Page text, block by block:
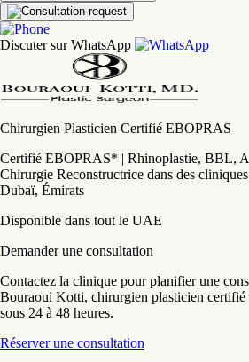
Lifting des Bras (Brachioplastie)
Brazilian Butt Lift (BBL)
Labioplastie (Réduction des Petites Lèvres)
Lipofilling
Liposuccion & Liposculpture
Réduction Mammaire Homme
Mommy Makeover
Vaginoplastie
Chirurgie de Reconstruction Mammaire
Discuter sur WhatsApp
Chirurgien Plasticien Certifié EBOPRAS
Certifié EBOPRAS* | Rhinoplastie, BBL,
Chirurgie Reconstructrice dans des
Dubaï, Émirats
Disponible dans tout le UAE
Demander une consultation
Contactez la clinique pour planifier une
Bouraoui Kotti, chirurgien plasticien
sous 24 à 48 heures.
Réserver une consultation